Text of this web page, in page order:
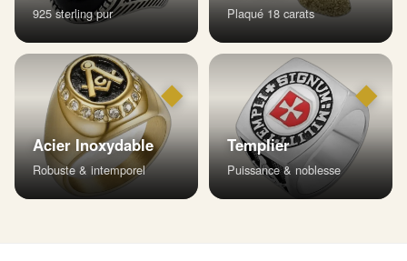
925 sterling pur Plaqué 18 carats
◆
Acier Inoxydable
Robuste & intemporel
◆
Templier
Puissance & noblesse